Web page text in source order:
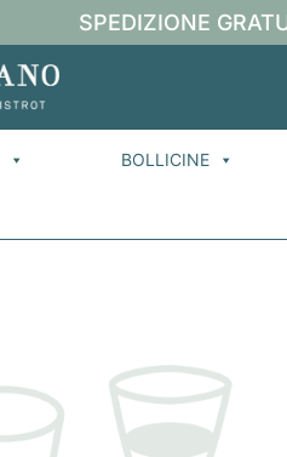
SPEDIZIONE
BOLLICINE